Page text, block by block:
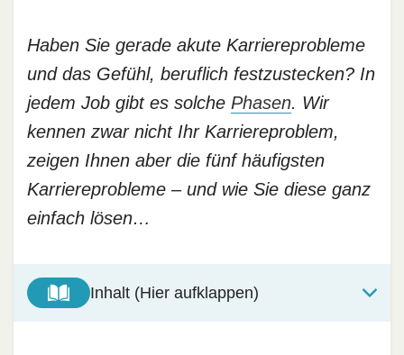
Haben Sie gerade akute Karriereprobleme
und das Gefühl, beruflich festzustecken? In
jedem Job gibt es solche Phasen. Wir
kennen zwar nicht Ihr Karriereproblem,
zeigen Ihnen aber die fünf häufigsten
Karriereprobleme – und wie Sie diese ganz
einfach lösen…
Inhalt (Hier aufklappen)